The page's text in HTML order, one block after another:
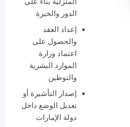
الدور والخبرة
إعداد العقد
والحصول على
اعتماد وزارة
الموارد البشرية
والتوطين
إصدار التأشيرة أو
تعديل الوضع داخل
دولة الإمارات